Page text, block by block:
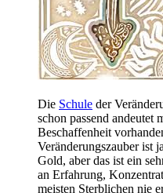
Die Schule der
schon passend andeutet
Beschaffenheit
Veränderungszauber ist
Gold, aber das ist ein
an Erfahrung,
meisten Sterblichen nie